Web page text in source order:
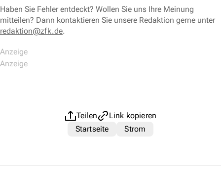
Haben Sie Fehler entdeckt? Wollen Sie uns Ihre Meinung
mitteilen? Dann kontaktieren Sie unsere Redaktion gerne unter
redaktion@zfk.de.
Teilen
Link kopieren
Startseite
Strom